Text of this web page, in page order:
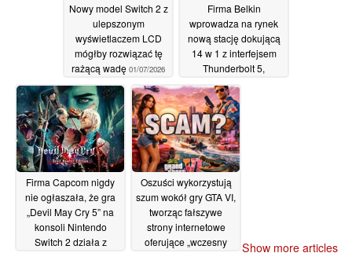
Nowy model Switch 2 z
ulepszonym
wyświetlaczem LCD
mógłby rozwiązać tę
rażącą wadę 01/07/2026
Firma Belkin
wprowadza na rynek
nową stację dokującą
14 w 1 z interfejsem
Thunderbolt 5,
umożliwiającą
ładowanie o mocy 140
W oraz obsługującą
trzy wyświetlacze 4K
28/06/2026
Firma Capcom nigdy
nie ogłaszała, że gra
„Devil May Cry 5” na
konsoli Nintendo
Switch 2 działa z
Oszuści wykorzystują
szum wokół gry GTA VI,
tworząc fałszywe
strony internetowe
oferujące „wczesny
Show more articles